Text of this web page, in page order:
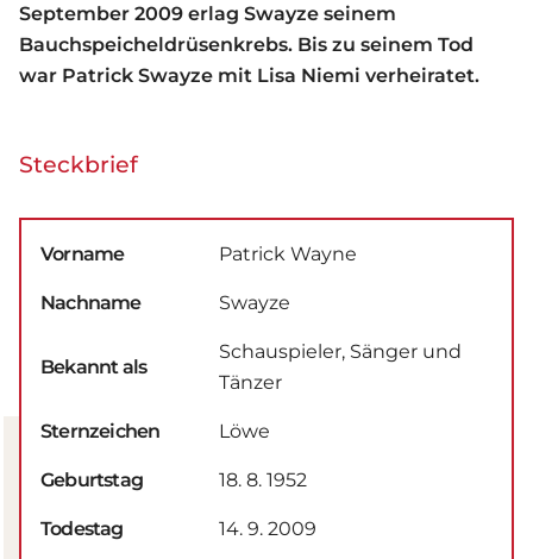
September 2009 erlag Swayze seinem
Bauchspeicheldrüsenkrebs. Bis zu seinem Tod
war Patrick Swayze mit Lisa Niemi verheiratet.
Steckbrief
Vorname Patrick Wayne
Nachname Swayze
Bekannt als
Schauspieler, Sänger und
Tänzer
Sternzeichen Löwe
Geburtstag 18. 8. 1952
Todestag 14. 9. 2009